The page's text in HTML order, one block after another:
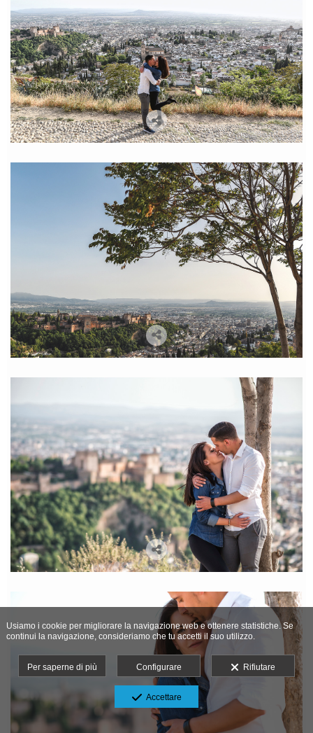
Usiamo i cookie per migliorare la navigazione web e ottenere statistiche. Se
continui la navigazione, consideriamo che tu accetti il suo utilizzo.
Per saperne di più Configurare Rifiutare
Accettare